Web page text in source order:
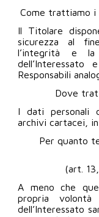
Come trattiamo i
Il Titolare
sicurezza al
l’integrità e
Responsabili
Dove
I dati personali
archivi cartacei,
Per quanto
(art.
A meno che
propria
dell’Interessato